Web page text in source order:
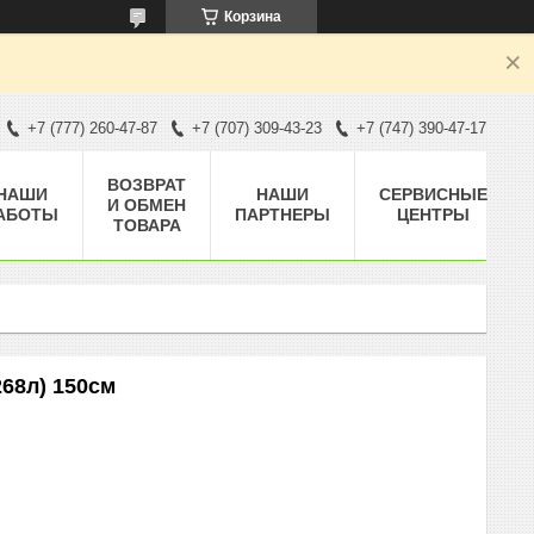
Корзина
+7 (777) 260-47-87 +7 (707) 309-43-23 +7 (747) 390-47-17
ВОЗВРАТ
И ОБМЕН
ТОВАРА
НАШИ
ПАРТНЕРЫ
СЕРВИСНЫЕ
ЦЕНТРЫ
150см